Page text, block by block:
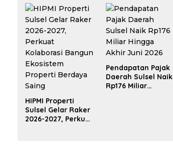
Inklusi Keuangan
HIPMI Properti
Sulsel Gelar Raker
2026-2027, Perkuat
Pendapatan Pajak
Daerah Sulsel Naik
Rp176 Miliar